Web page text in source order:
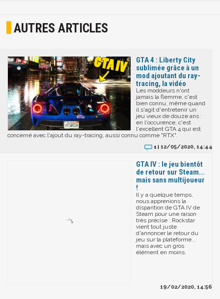
AUTRES ARTICLES
GTA 4 : Liberty City
sublimée grâce à un
mod ajoutant du ray-
tracing, la vidéo
Les moddeurs n'ont
jamais la flemme, c'est
bien connu, même quand
il s'agit d'entretenir un
jeu vieux de douze ans :
en l'occurence, c'est
l'excellent GTA 4 qui est
concerné avec l'ajout du ray-tracing, aussi connu comme "RTX".
1 | 12/05/2020, 14:44
GTA IV : le jeu bientôt
de retour sur Steam...
mais sans multijoueur
!
Il y a quelque temps,
nous apprenions la
disparition de GTA IV de
Steam pour une raison
très précise : Rockstar
vient tout juste
d'annoncer le retour du
jeu sur la plateforme...
mais avec un gros
élément en moins.
19/02/2020, 14:56